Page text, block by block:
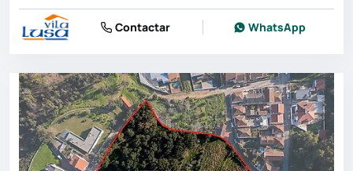
Contactar WhatsApp